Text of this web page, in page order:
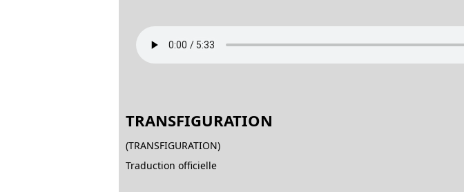
TRANSFIGURATION
(TRANSFIGURATION)
Traduction officielle